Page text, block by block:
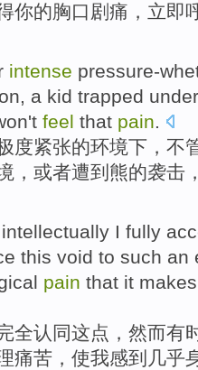
你的胸口 剧痛 ，立即
intense pressure-
, a kid trapped under
feel that pain.
度紧张的环境下，不
，或者遭到熊的袭击
I fully
this void to such an
pain that it makes
全认同这点 ， 然而有
痛苦 ， 使我感到 几乎